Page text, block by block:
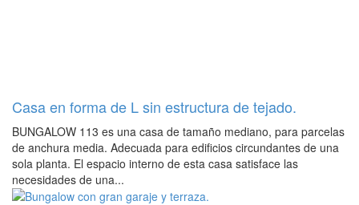
Casa en forma de L sin estructura de tejado.
BUNGALOW 113 es una casa de tamaño mediano, para parcelas
de anchura media. Adecuada para edificios circundantes de una
sola planta. El espacio interno de esta casa satisface las
necesidades de una...